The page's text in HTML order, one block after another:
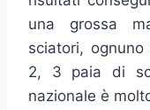
una grossa
sciatori,
2, 3 paia di
nazionale è